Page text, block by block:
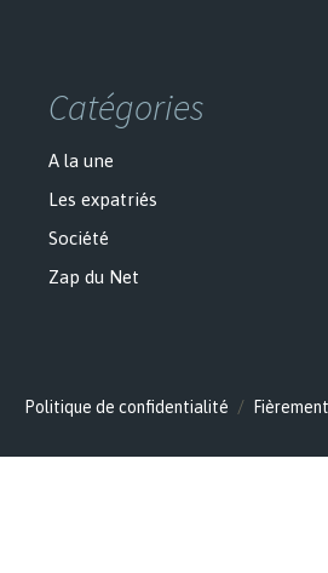
Catégories
A la une
Les expatriés
Société
Zap du Net
Politique de confidentialité